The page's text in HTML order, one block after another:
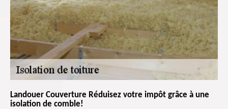
Landouer Couverture Réduisez votre impôt grâce à une
isolation de comble!